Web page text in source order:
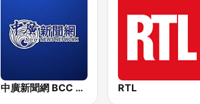
中廣新聞網 BCC News Radio RTL